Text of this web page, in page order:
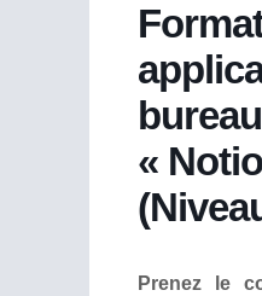
bureau
«
Prenez le